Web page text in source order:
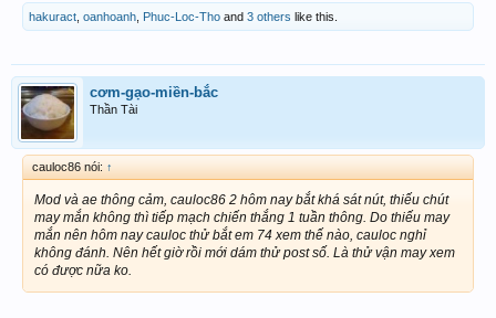
hakuract oanhoanh Phuc-Loc-Tho and 3 others like this.
cơm-gạo-miền-bắc
Thần Tài
cauloc86 nói: ↑
Mod và ae thông cảm, cauloc86 2 hôm nay bắt khá sát nút, thiếu chút
may mắn không thì tiếp mạch chiến thắng 1 tuần thông. Do thiếu may
mắn nên hôm nay cauloc thử bắt em 74 xem thế nào, cauloc nghỉ
không đánh. Nên hết giờ rồi mới dám thử post số. Là thử vận may xem
có được nữa ko.